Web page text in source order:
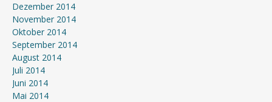
Dezember 2014
November 2014
Oktober 2014
September 2014
August 2014
Juli 2014
Juni 2014
Mai 2014